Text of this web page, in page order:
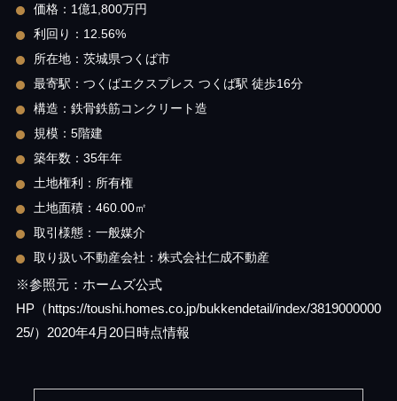
価格：1億1,800万円
利回り：12.56%
所在地：茨城県つくば市
最寄駅：つくばエクスプレス つくば駅 徒歩16分
構造：鉄骨鉄筋コンクリート造
規模：5階建
築年数：35年年
土地権利：所有権
土地面積：460.00㎡
取引様態：一般媒介
取り扱い不動産会社：株式会社仁成不動産
※参照元：ホームズ公式
HP（https://toushi.homes.co.jp/bukkendetail/index/3819000000
25/）2020年4月20日時点情報